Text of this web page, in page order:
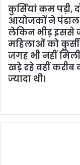
कुर्सियां कम पड़ी,
आयोजकों ने पंडाल
लेकिन भीड़ इससे
महिलाओं को
जगह भी नहीं
खड़े रहे वहीं करीब
ज्यादा थी।